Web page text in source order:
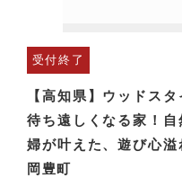
受付終了
【高知県】ウッドス
待ち遠しくなる家！
婦が叶えた、遊び心
岡豊町